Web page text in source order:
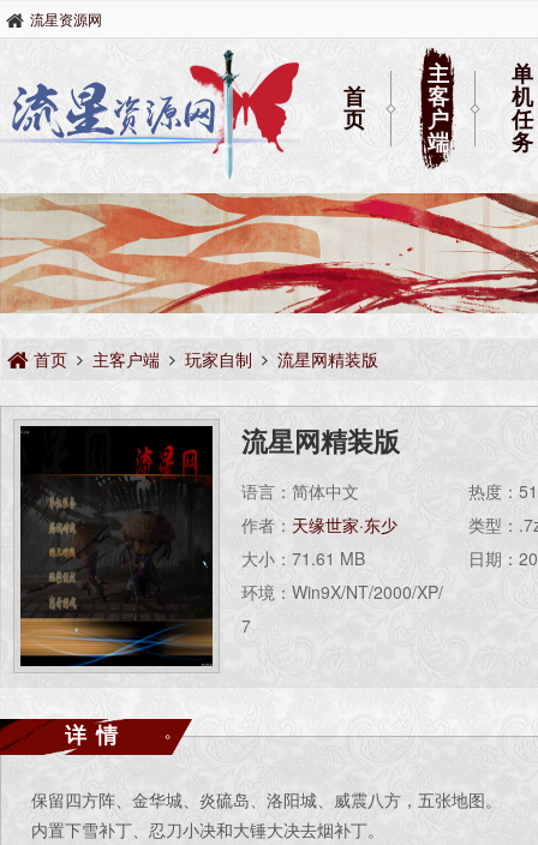
流星资源网
首
页
主
客
户
端
单
机
任
务
首页 主客户端 玩家自制 流星网精装版
流星网精装版
语言：简体中文
作者： 天缘世家·东少
大小：71.61 MB
环境：Win9X/NT/2000/XP/
7
热度：
类型：
日期：
详情
保留四方阵、金华城、炎硫岛、洛阳城、威震八方，五张地图。
内置下雪补丁、忍刀小决和大锤大决去烟补丁。